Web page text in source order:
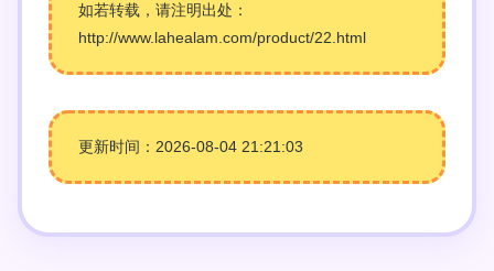
如若转载，请注明出处：
http://www.lahealam.com/product/22.html
更新时间：2026-08-04 21:21:03